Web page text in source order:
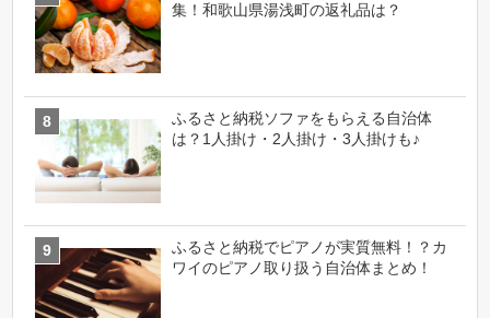
集！和歌山県湯浅町の返礼品は？
ふるさと納税ソファをもらえる自治体
は？1人掛け・2人掛け・3人掛けも♪
ふるさと納税でピアノが実質無料！？カ
ワイのピアノ取り扱う自治体まとめ！